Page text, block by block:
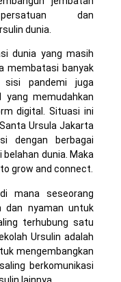
dan
dunia.
dunia yang masih
membatasi banyak
sisi pandemi juga
memudahkan
digital. Situasi ini
Ursula Jakarta
dengan berbagai
belahan dunia. Maka
grow and connect.
mana seseorang
dan nyaman untuk
terhubung satu
Ursulin adalah
mengembangkan
berkomunikasi
lainnya.